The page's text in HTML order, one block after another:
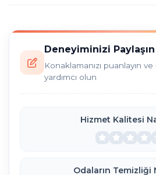
Deneyiminizi Paylaşın
Konaklamanızı puanlayın
yardımcı olun
Hizmet Kalitesi
Odaların Temizliği